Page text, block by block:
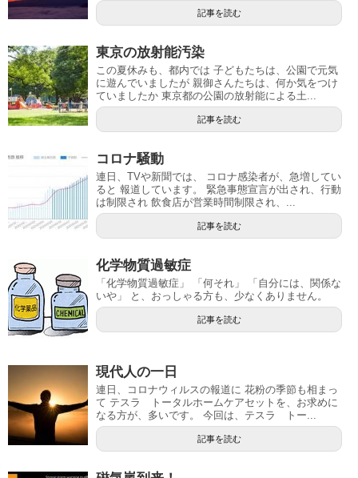
記事を読む
東京の放射能汚染
この夏休みも、都内では 子どもたちは、公園で元気
に遊んでいましたが 親御さんたちは、何か気をつけ
ていましたか 東京都の公園の放射能による土...
記事を読む
コロナ騒動
連日、TVや新聞では、 コロナ感染者が、急増してい
ると 報道しています。 緊急事態宣言が出され、行動
は制限され 飲食店が営業時間制限され、...
記事を読む
化学物質過敏症
「化学物質過敏症」 「何それ」 「自分には、関係な
いや」 と、おっしゃる方も、少なくありません。
記事を読む
現代人の一日
連日、コロナウィルスの報道に 花粉の季節も相まっ
て テスラ トータルホームケアセットを、お求めに
なる方が、多いです。 今回は、テスラ トー...
記事を読む